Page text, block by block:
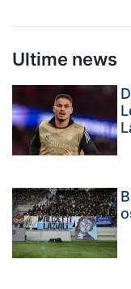
Ultime news